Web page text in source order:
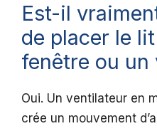
Est-il
de placer le
fenêtre ou un
Oui. Un ventilateur en
crée un mouvement